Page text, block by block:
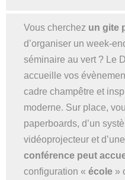
Vous cherchez un gite
d’organiser un week-
séminaire au vert ? Le
accueille vos
cadre champêtre et
moderne. Sur place,
paperboards, d’un
vidéoprojecteur et
conférence peut
configuration « école »